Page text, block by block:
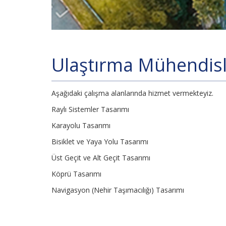
Ulaştırma
Aşağıdaki çalışma alanlarında hizmet vermekteyiz.
Raylı Sistemler Tasarımı
Karayolu Tasarımı
Bisiklet ve Yaya Yolu Tasarımı
Üst Geçit ve Alt Geçit Tasarımı
Köprü Tasarımı
Navigasyon (Nehir Taşımacılığı) Tasarımı